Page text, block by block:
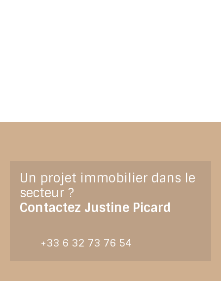
Un projet immobilier dans le
secteur ?
Contactez Justine Picard
+33 6 32 73 76 54